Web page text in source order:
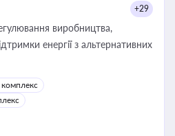
+29
виробництва,
енергії з альтернативних